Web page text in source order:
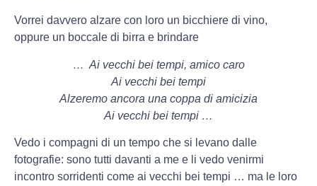
Vorrei davvero alzare con loro un bicchiere di vino,
oppure un boccale di birra e brindare
… Ai vecchi bei tempi, amico caro
Ai vecchi bei tempi
Alzeremo ancora una coppa di amicizia
Ai vecchi bei tempi …
Vedo i compagni di un tempo che si levano dalle
fotografie: sono tutti davanti a me e li vedo venirmi
incontro sorridenti come ai vecchi bei tempi … ma le loro